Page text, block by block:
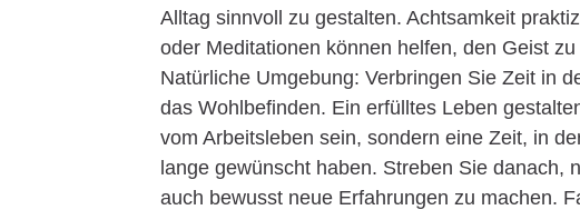
Alltag sinnvoll zu gestalten. Achtsamkeit
oder Meditationen können helfen, den Geist
Natürliche Umgebung: Verbringen Sie Zeit in
das Wohlbefinden. Ein erfülltes Leben
vom Arbeitsleben sein, sondern eine Zeit, in
lange gewünscht haben. Streben Sie danach,
auch bewusst neue Erfahrungen zu machen.